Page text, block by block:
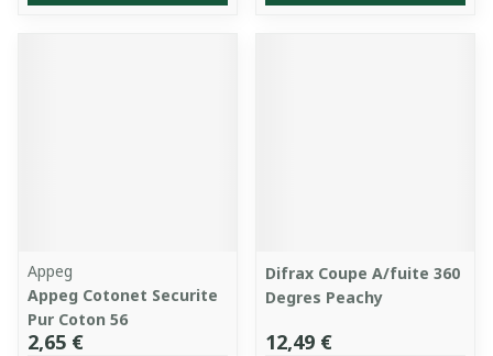
Appeg
Appeg Cotonet Securite
Pur Coton 56
2,65 €
Difrax Coupe A/fuite 360
Degres Peachy
12,49 €